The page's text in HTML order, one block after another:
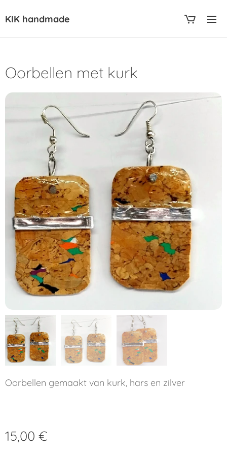
KIK handmade
Oorbellen met kurk
Oorbellen gemaakt van kurk, hars en zilver
15,00 €